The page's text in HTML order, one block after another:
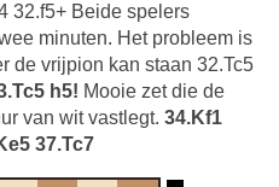
32.f5+ Beide spelers
minuten. Het probleem is
de vrijpion kan staan 32.Tc5
h5! Mooie zet die de
van wit vastlegt. 34.Kf1
37.Tc7